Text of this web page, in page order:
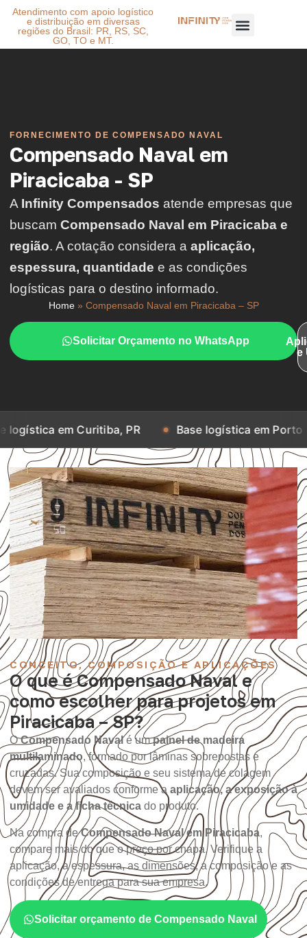
Atendimento com apoio logístico
e distribuição em diversas
regiões do Brasil: PR, RS, SC,
GO, TO e MT.
FORNECIMENTO DE COMPENSADO NAVAL
Compensado Naval em
Piracicaba - SP
A Infinity Compensados atende empresas que
buscam Compensado Naval em Piracicaba e
região. A cotação considera a aplicação,
espessura, quantidade e as condições
logísticas para o destino informado.
Home» Compensado Naval em Piracicaba – SP
Solicitar Orçamento no WhatsApp
e
Curitiba, PR Base logística em Porto Alegre, RS
CONCEITO, COMPOSIÇÃO E APLICAÇÕES
O que é Compensado Naval e
como escolher para projetos em
Piracicaba – SP?
OCompensado Navalé umpainel de madeira
multilaminado, formado por lâminas sobrepostas e
cruzadas. Sua composição e seu sistema de colagem
devem ser avaliados conforme a aplicação, a exposição à
umidade e a ficha técnica do produto.
Na compra deCompensado Naval em Piracicaba,
compare mais do que o preço por chapa. Verifique a
aplicação, a espessura, as dimensões, a composição e as
condições de entrega para sua empresa.
Solicitar orçamento de Compensado Naval